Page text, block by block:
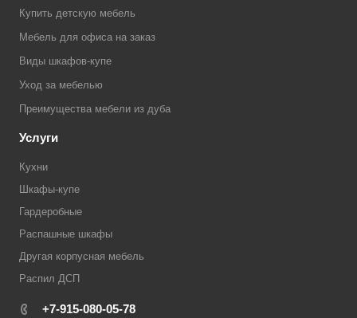
Купить детскую мебель
Мебель для офиса на заказ
Виды шкафов-купе
Уход за мебелью
Преимущества мебели из дуба
Услуги
Кухни
Шкафы-купе
Гардеробные
Распашные шкафы
Другая корпусная мебель
Распил ДСП
+7-915-080-05-78